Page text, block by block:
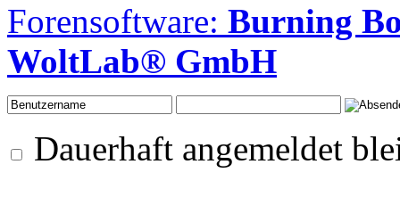
Forensoftware: Burning
WoltLab® GmbH
Dauerhaft angemeldet